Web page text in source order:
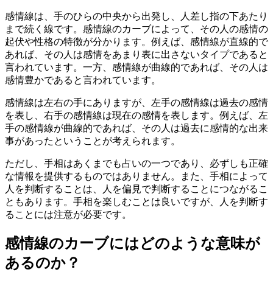
感情線は、手のひらの中央から出発し、人差し指の下あたり
まで続く線です。感情線のカーブによって、その人の感情の
起伏や性格の特徴が分かります。例えば、感情線が直線的で
あれば、その人は感情をあまり表に出さないタイプであると
言われています。一方、感情線が曲線的であれば、その人は
感情豊かであると言われています。
感情線は左右の手にありますが、左手の感情線は過去の感情
を表し、右手の感情線は現在の感情を表します。例えば、左
手の感情線が曲線的であれば、その人は過去に感情的な出来
事があったということが考えられます。
ただし、手相はあくまでも占いの一つであり、必ずしも正確
な情報を提供するものではありません。また、手相によって
人を判断することは、人を偏見で判断することにつながるこ
ともあります。手相を楽しむことは良いですが、人を判断す
ることには注意が必要です。
感情線のカーブにはどのような意味が
あるのか？